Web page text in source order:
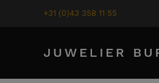
+31 (0)43 358 11 55